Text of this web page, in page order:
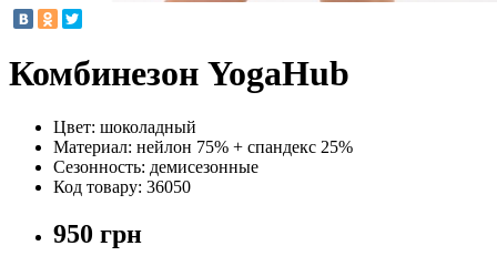
Комбинезон YogaHub
Цвет: шоколадный
Материал: нейлон 75% + спандекс 25%
Сезонность: демисезонные
Код товару: 36050
950 грн